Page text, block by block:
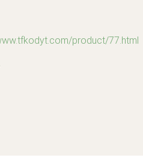
product/77.html